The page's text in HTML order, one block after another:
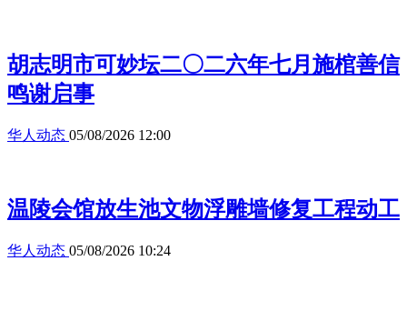
胡志明市可妙坛二〇二六年七月施棺善信
鸣谢启事
华人动态 05/08/2026 12:00
温陵会馆放生池文物浮雕墙修复工程动工
华人动态 05/08/2026 10:24